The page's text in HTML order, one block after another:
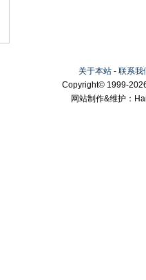
关于本站 - 联系我
Copyright© 1999-
网站制作&维护：